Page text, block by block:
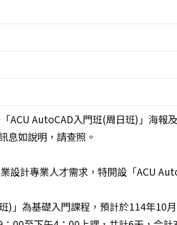
ACU AutoCAD入門班(周日班)」海報
息如說明，請查照。
設計專業人才需求，特開設「ACU
)」為基礎入門課程，預計於114年10